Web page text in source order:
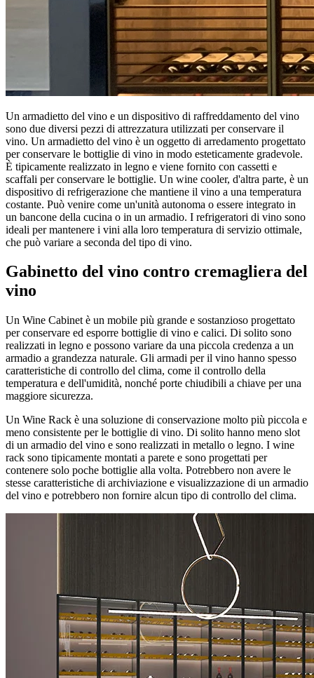
Un armadietto del vino e un dispositivo di raffreddamento del vino
sono due diversi pezzi di attrezzatura utilizzati per conservare il
vino. Un armadietto del vino è un oggetto di arredamento progettato
per conservare le bottiglie di vino in modo esteticamente gradevole.
È tipicamente realizzato in legno e viene fornito con cassetti e
scaffali per conservare le bottiglie. Un wine cooler, d'altra parte, è un
dispositivo di refrigerazione che mantiene il vino a una temperatura
costante. Può venire come un'unità autonoma o essere integrato in
un bancone della cucina o in un armadio. I refrigeratori di vino sono
ideali per mantenere i vini alla loro temperatura di servizio ottimale,
che può variare a seconda del tipo di vino.
Gabinetto del vino contro cremagliera del
vino
Un Wine Cabinet è un mobile più grande e sostanzioso progettato
per conservare ed esporre bottiglie di vino e calici. Di solito sono
realizzati in legno e possono variare da una piccola credenza a un
armadio a grandezza naturale. Gli armadi per il vino hanno spesso
caratteristiche di controllo del clima, come il controllo della
temperatura e dell'umidità, nonché porte chiudibili a chiave per una
maggiore sicurezza.
Un Wine Rack è una soluzione di conservazione molto più piccola e
meno consistente per le bottiglie di vino. Di solito hanno meno slot
di un armadio del vino e sono realizzati in metallo o legno. I wine
rack sono tipicamente montati a parete e sono progettati per
contenere solo poche bottiglie alla volta. Potrebbero non avere le
stesse caratteristiche di archiviazione e visualizzazione di un armadio
del vino e potrebbero non fornire alcun tipo di controllo del clima.